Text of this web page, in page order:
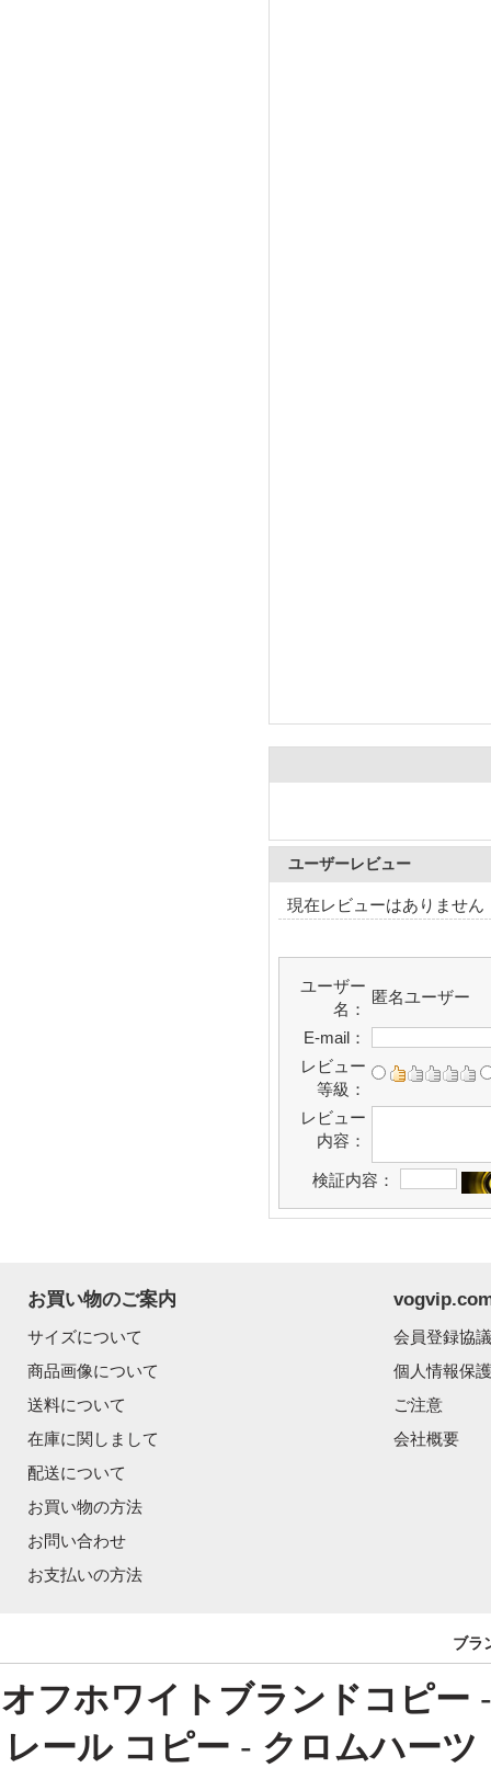
ユーザーレビュー
現在レビューはありません
ユーザー
名：
匿名ユーザー
E-mail：
レビュー
等級：
レビュー
内容：
検証内容：
お買い物のご案内
サイズについて
商品画像について
送料について
在庫に関しまして
配送について
お買い物の方法
お問い合わせ
お支払いの方法
会員登録協
個人情報保
ご注意
会社概要
ブラ
オフホワイトブランドコピー
レール コピー - クロムハーツ